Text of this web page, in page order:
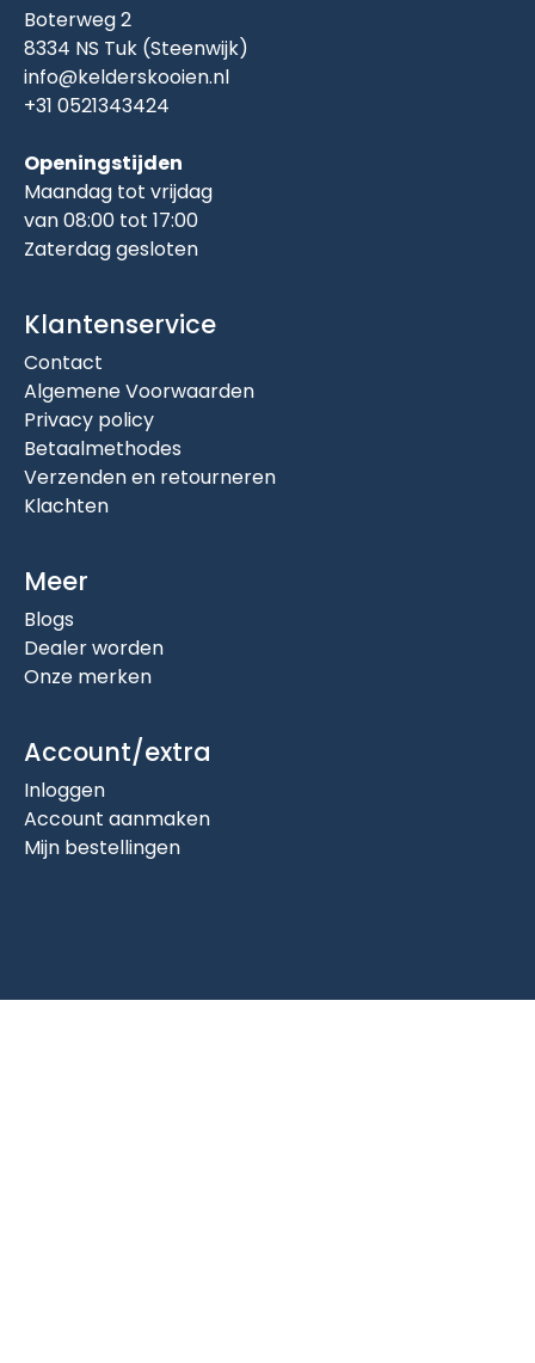
Boterweg 2
8334 NS Tuk (Steenwijk)
info@kelderskooien.nl
+31 0521343424
Openingstijden
Maandag tot vrijdag
van 08:00 tot 17:00
Zaterdag gesloten
Klantenservice
Contact
Algemene Voorwaarden
Privacy policy
Betaalmethodes
Verzenden en retourneren
Klachten
Meer
Blogs
Dealer worden
Onze merken
Account/extra
Inloggen
Account aanmaken
Mijn bestellingen